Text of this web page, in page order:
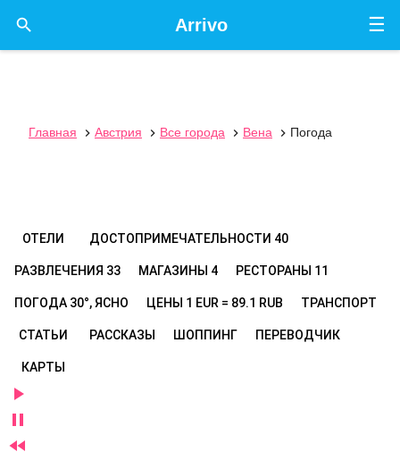
☰
Arrivo

Главная  Австрия  Все города  Вена  Погода
ОТЕЛИ ДОСТОПРИМЕЧАТЕЛЬНОСТИ 40
РАЗВЛЕЧЕНИЯ 33 МАГАЗИНЫ 4 РЕСТОРАНЫ 11
ПОГОДА 30°, ЯСНО ЦЕНЫ 1 EUR = 89.1 RUB ТРАНСПОРТ
СТАТЬИ РАССКАЗЫ ШОППИНГ ПЕРЕВОДЧИК
КАРТЫ


